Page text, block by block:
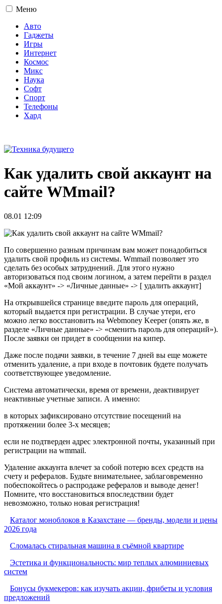
Меню
Авто
Гаджеты
Игры
Интернет
Космос
Микс
Наука
Софт
Спорт
Телефоны
Хард
Как удалить свой аккаунт на
сайте WMmail?
08.01 12:09
По совершенно разным причинам вам может понадобиться
удалить свой профиль из системы. Wmmail позволяет это
сделать без особых затруднений. Для этого нужно
авторизоваться под своим логином, а затем перейти в раздел
«Мой аккаунт» -> «Личные данные» -> [ удалить аккаунт]
На открывшейся странице введите пароль для операций,
который выдается при регистрации. В случае утери, его
можно легко восстановить на Webmoney Keeper (опять же, в
разделе «Личные данные» -> «сменить пароль для операций»).
После заявки он придет в сообщении на кипер.
Даже после подачи заявки, в течение 7 дней вы еще можете
отменить удаление, а при входе в почтовик будете получать
соответствующее уведомление.
Система автоматически, время от времени, деактивирует
неактивные учетные записи. А именно:
в которых зафиксировано отсутствие посещений на
протяжении более 3-х месяцев;
если не подтверден адрес электронной почты, указанный при
регистрации на wmmail.
Удаление аккаунта влечет за собой потерю всех средств на
счету и рефералов. Будьте внимательнее, заблаговременно
побеспокойтесь о распродаже рефералов и выводе денег!
Помните, что восстановиться впоследствии будет
невозможно, только новая регистрация!
Каталог моноблоков в Казахстане — бренды, модели и цены
2026 года
Сломалась стиральная машина в съёмной квартире
Эстетика и функциональность: мир теплых алюминиевых
систем
Бонусы букмекеров: как изучать акции, фрибеты и условия
предложений